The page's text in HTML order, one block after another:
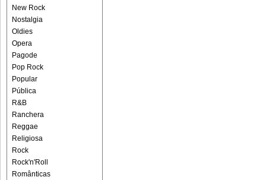
New Rock
Nostalgia
Oldies
Opera
Pagode
Pop Rock
Popular
Pública
R&B
Ranchera
Reggae
Religiosa
Rock
Rock'n'Roll
Românticas